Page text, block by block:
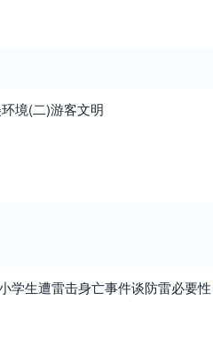
境(二)游客文明
生遭雷击身亡事件谈防雷必要性